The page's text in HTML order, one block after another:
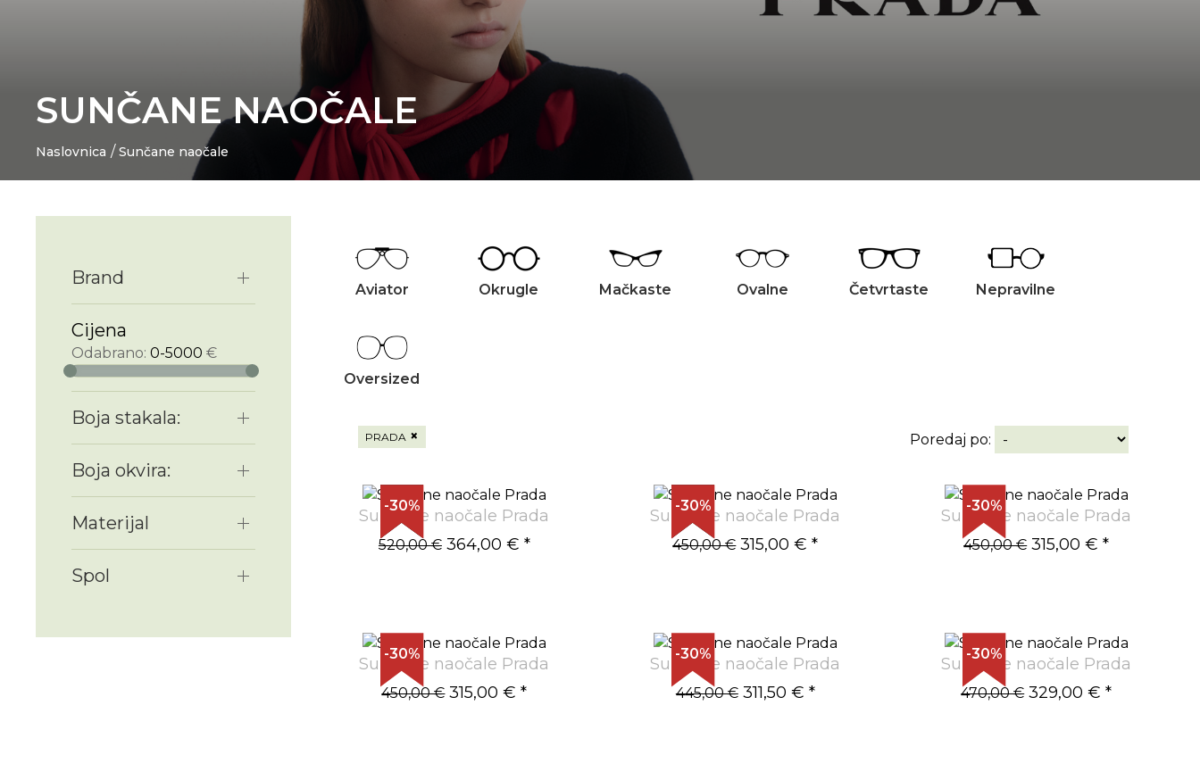
SUNČANE NAOČALE
Naslovnica Sunčane naočale
Brand
Cijena
Odabrano: 0-5000 €
Boja stakala:
Boja okvira:
Materijal
Spol
Aviator Okrugle Mačkaste Ovalne Četvrtaste Nepravilne
Oversized
PRADA × Poredaj po:
-30%
Sunčane naočale Prada
520,00 €364,00 € *
-30%
Sunčane naočale Prada
450,00 €315,00 € *
-30%
Sunčane naočale Prada
450,00 €315,00 € *
-30%
Sunčane naočale Prada
450,00 €315,00 € *
-30%
Sunčane naočale Prada
445,00 €311,50 € *
-30%
Sunčane naočale Prada
470,00 €329,00 € *